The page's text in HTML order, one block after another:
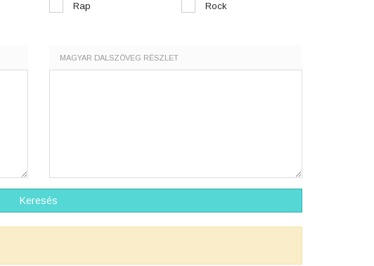
Rap
Rock
MAGYAR DALSZÖVEG RÉSZLET
Keresés